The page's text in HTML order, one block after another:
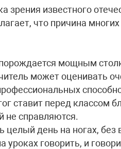
зрения известного
что причина
мощным
может оценивать
ставит перед классом
не справляются.
целый день на ногах,
уроках говорить, и